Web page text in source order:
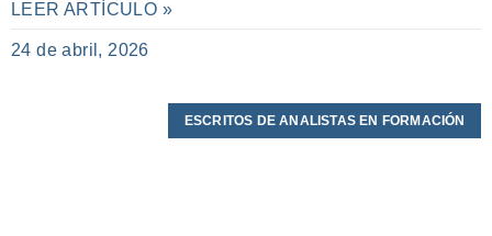
LEER ARTÍCULO »
24 de abril, 2026
ESCRITOS DE ANALISTAS EN FORMACIÓN